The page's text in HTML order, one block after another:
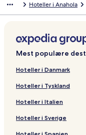
Hoteller i Anahola
Mest populære
Hoteller i Danmark
Hoteller i Tyskland
Hoteller i Italien
Hoteller i Sverige